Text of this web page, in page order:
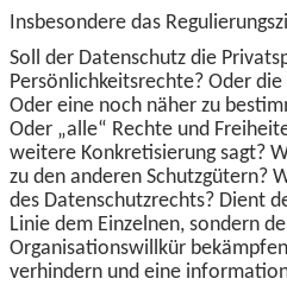
Insbesondere das
Soll der Datenschutz die
Persönlichkeitsrechte? Oder
Oder eine noch näher zu
Oder „alle“ Rechte und
weitere Konkretisierung sagt?
zu den anderen Schutzgütern?
des Datenschutzrechts? Dient
Linie dem Einzelnen, sondern
Organisationswillkür
verhindern und eine